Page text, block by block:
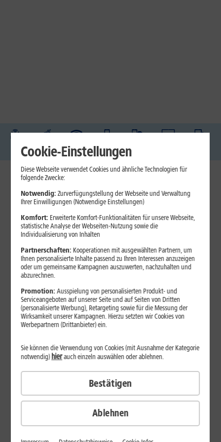
Jetzt unterbrechungsfrei ins sehr gute Netz wechseln.
Ohne doppelte Kosten.*
29,
Verfügbarkeit prüfen
Cookie-Einstellungen
Diese Webseite verwendet Cookies und ähnliche Technologien für
folgende Zwecke:
Notwendig: Zurverfügungstellung der Webseite und Verwaltung
Ihrer Einwilligungen (Notwendige Einstellungen)
Komfort: Erweiterte Komfort-Funktionalitäten für unsere Webseite,
statistische Analyse der Webseiten-Nutzung sowie die
Individualisierung von Inhalten
Partnerschaften: Kooperationen mit ausgewählten Partnern, um
Ihnen personalisierte Inhalte passend zu Ihren Interessen anzuzeigen
oder um gemeinsame Kampagnen auszuwerten, nachzuhalten und
abzurechnen.
Promotion:Ausspielung von personalisierten Produkt- und
Serviceangeboten auf unserer Seite und auf Seiten von Dritten
(personalisierte Werbung), Retargeting sowie für die Messung der
Wirksamkeit unserer Kampagnen. Hierzu setzten wir Cookies von
Werbepartnern (Drittanbieter) ein.
Ablehnen
Sie können die Verwendung von Cookies (mit Ausnahme der Kategorie
notwendig)hierauch einzeln auswählen oder ablehnen.
Bestätigen